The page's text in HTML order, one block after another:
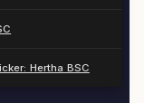
Hertha BSC